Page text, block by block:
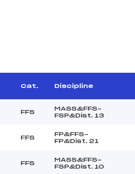
Cat. Discipline
FFS
MASS&FFS-
FSP&Dist. 13
FFS
FP&FFS-
FP&Dist. 21
FFS
MASS&FFS-
FSP&Dist. 10